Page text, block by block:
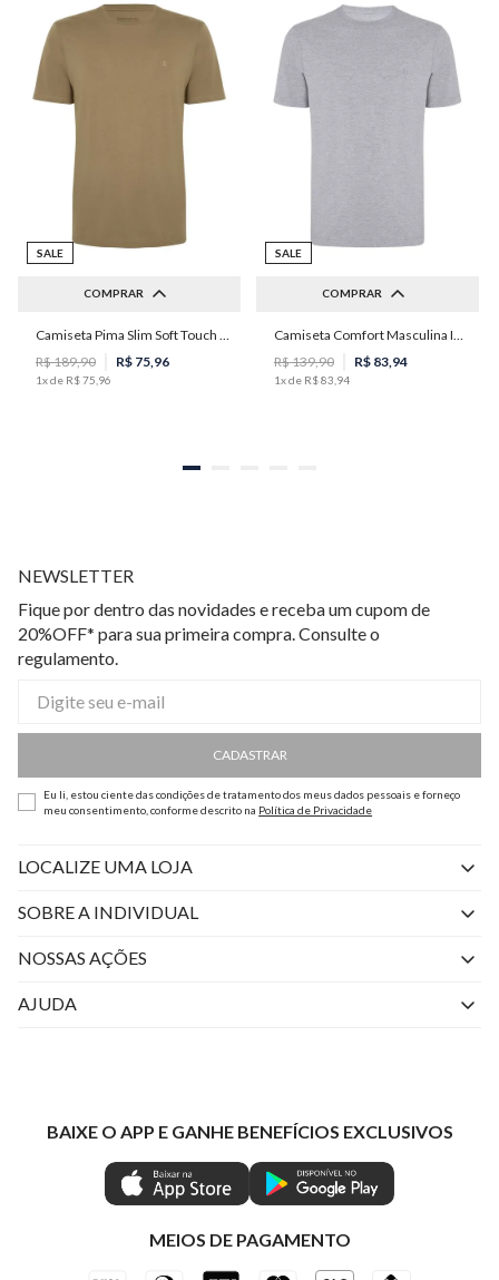
SALE
COMPRAR
M
R$189,90 R$ 75, 96
1x de R$75 96
SALE
COMPRAR
P M G GG
R$139,90 R$ 83, 94
1x de R$83 94
NEWSLETTER
Fique por dentro das novidades e receba um cupom de
20%OFF* para sua primeira compra. Consulte o
regulamento.
CADASTRAR
Eu li, estou ciente das condições de tratamento dos meus dados pessoais e forneço
meu consentimento, conforme descrito na Política de Privacidade
LOCALIZE UMA LOJA
SOBRE A INDIVIDUAL
Quem Somos
Painel de Privacidade
Gestão de Preferências
NOSSAS AÇÕES
Livelo
IND CASHBACK
AJUDA
Trocas e Devoluções
Regulamentos
Seja Um Revendedor
Shop by WhatsApp Individual
BAIXE O APP E GANHE BENEFÍCIOS EXCLUSIVOS
MEIOS DE PAGAMENTO